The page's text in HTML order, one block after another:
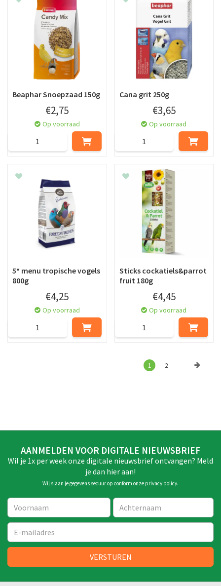
Beaphar Snoepzaad 150g
€2,75
Op voorraad
Cana grit 250g
€3,65
Op voorraad
5* menu tropische vogels
800g
€4,25
Op voorraad
Sticks cockatiels&parrot
fruit 180g
€4,45
Op voorraad
1 2
AANMELDEN VOOR DIGITALE NIEUWSBRIEF
Wil je 1x per week onze digitale nieuwsbrief ontvangen? Meld
je dan hier aan!
Wij slaan je gegevens secuur op conform onze privacy policy.